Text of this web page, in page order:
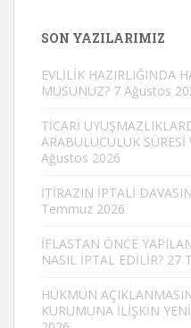
SON YAZILARIMIZ
EVLİLİK HAZIRLIĞINDA
MUSUNUZ? 7 Ağustos
TİCARİ
ARABULUCULUK
Ağustos 2026
İTİRAZIN İPTALİ
Temmuz 2026
İFLASTAN ÖNCE
NASIL İPTAL EDİLİR? 27
HÜKMÜN
KURUMUNA İLİŞKİN